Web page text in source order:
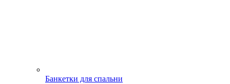
Банкетки для спальни